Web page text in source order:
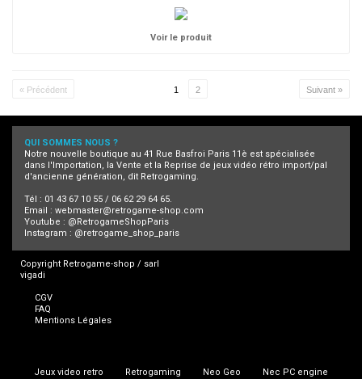
Voir le produit
« Précédent 1 2 Suivant »
QUI SOMMES NOUS ?
Notre nouvelle boutique au 41 Rue Basfroi Paris 11è est spécialisée
dans l'Importation, la Vente et la Reprise de jeux vidéo rétro import/pal
d'ancienne génération, dit Retrogaming.
Tél : 01 43 67 10 55 / 06 62 29 64 65.
Email : webmaster@retrogame-shop.com
Youtube : @RetrogameShopParis
Instagram : @retrogame_shop_paris
Copyright Retrogame-shop / sarl
vigadi
CGV
FAQ
Mentions Légales
Jeux video retro Retrogaming Neo Geo Nec PC engine